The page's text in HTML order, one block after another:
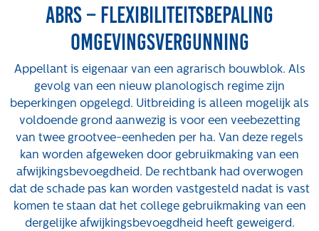
Tender-light Amundsenstraat Valkenswaard
Concurrentiegerichte dialoog en tenderstrategie
Hoge Woerd in Ewijk
Pachtbeleid gemeente Valkenswaard: duurzame
pacht als instrument voor landbouw- en
watertransitie
Strategisch grondbeleid als motor voor
woningbouwversnelling Gemeente Vught
Over ons
Maatschappelijk
Regeling van Rentmeesters 2020
ABRS – Flexibiliteitsbepaling
omgevingsvergunning
Appellant is eigenaar van een agrarisch bouwblok. Als
gevolg van een nieuw planologisch regime zijn
beperkingen opgelegd. Uitbreiding is alleen mogelijk als
voldoende grond aanwezig is voor een veebezetting
van twee grootvee-eenheden per ha. Van deze regels
kan worden afgeweken door gebruikmaking van een
afwijkingsbevoegdheid. De rechtbank had overwogen
dat de schade pas kan worden vastgesteld nadat is vast
komen te staan dat het college gebruikmaking van een
dergelijke afwijkingsbevoegdheid heeft geweigerd.